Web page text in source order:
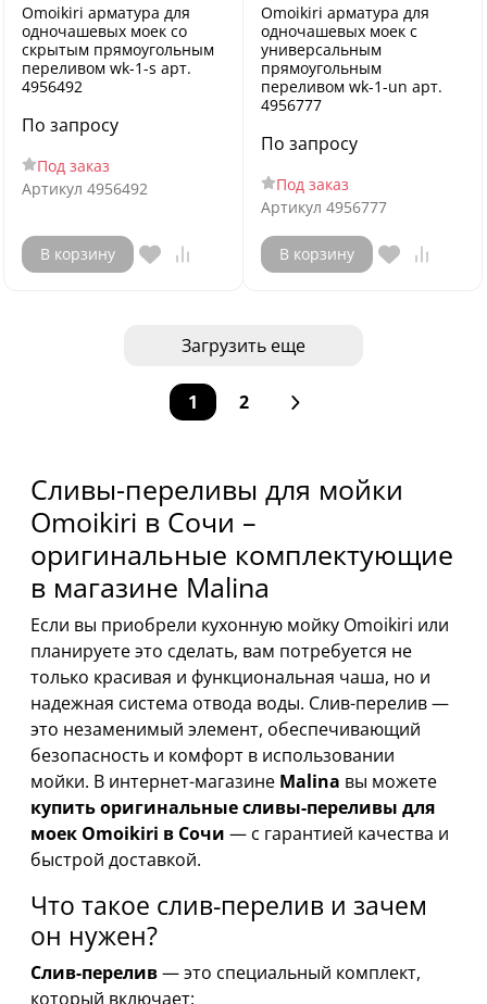
Omoikiri арматура для
одночашевых моек со
скрытым прямоугольным
переливом wk-1-s арт.
4956492
По запросу
Под заказ
Артикул 4956492
В корзину
Omoikiri арматура для
одночашевых моек с
универсальным
прямоугольным
переливом wk-1-un арт.
4956777
По запросу
Под заказ
Артикул 4956777
В корзину
Загрузить еще
1 2
Сливы-переливы для мойки
Omoikiri в Сочи –
оригинальные комплектующие
в магазине Malina
Если вы приобрели кухонную мойку Omoikiri или
планируете это сделать, вам потребуется не
только красивая и функциональная чаша, но и
надежная система отвода воды. Слив-перелив —
это незаменимый элемент, обеспечивающий
безопасность и комфорт в использовании
мойки. В интернет-магазине Malina вы можете
купить оригинальные сливы-переливы для
моек Omoikiri в Сочи — с гарантией качества и
быстрой доставкой.
Что такое слив-перелив и зачем
он нужен?
Слив-перелив— это специальный комплект,
который включает: